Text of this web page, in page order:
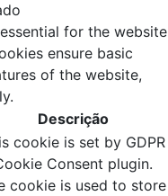
for the website
ensure basic
of the website,
Descrição
cookie is set by GDPR
Consent plugin.
cookie is used to store